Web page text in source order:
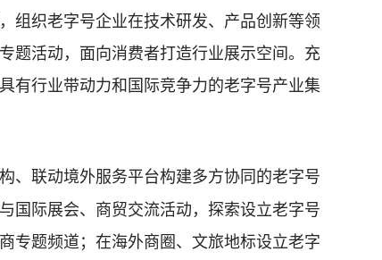
组织老字号企业在技术研发、产品创新等领
题活动，面向消费者打造行业展示空间。充
有行业带动力和国际竞争力的老字号产业集
、联动境外服务平台构建多方协同的老字号
国际展会、商贸交流活动，探索设立老字号
专题频道；在海外商圈、文旅地标设立老字